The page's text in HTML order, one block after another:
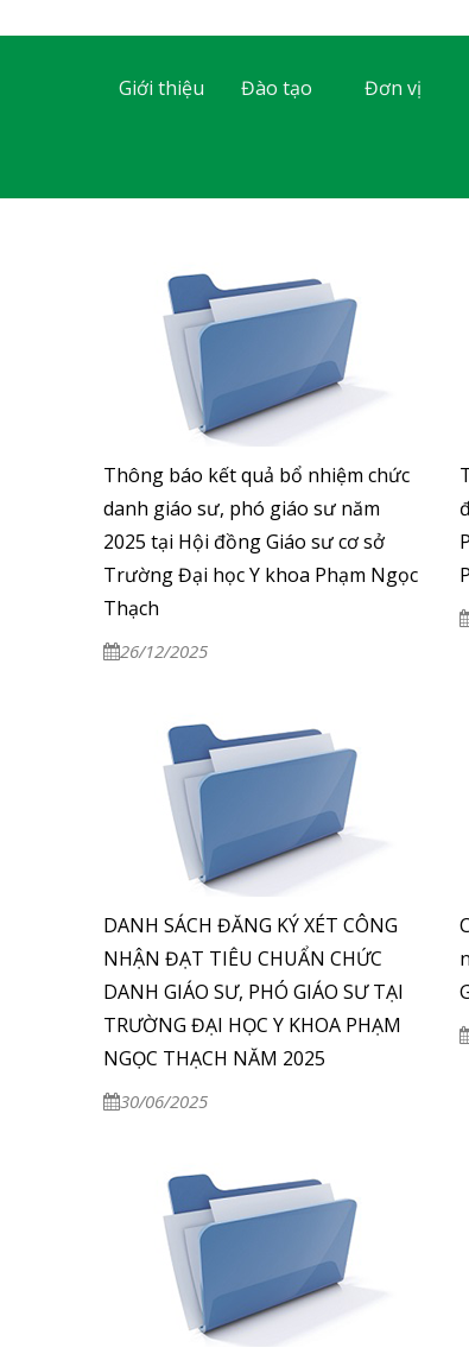
Giới thiệu Đào tạo Đơn vị
Thông báo kết quả bổ nhiệm chức
danh giáo sư, phó giáo sư năm
2025 tại Hội đồng Giáo sư cơ sở
Trường Đại học Y khoa Phạm Ngọc
Thạch
26/12/2025
DANH SÁCH ĐĂNG KÝ XÉT CÔNG
NHẬN ĐẠT TIÊU CHUẨN CHỨC
DANH GIÁO SƯ, PHÓ GIÁO SƯ TẠI
TRƯỜNG ĐẠI HỌC Y KHOA PHẠM
NGỌC THẠCH NĂM 2025
30/06/2025